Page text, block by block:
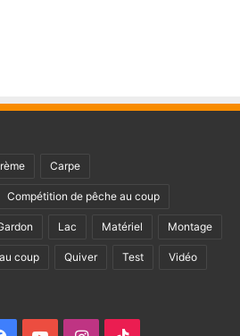
Carpe
Compétition de pêche au coup
Lac Matériel Montage
coup Quiver Test Vidéo